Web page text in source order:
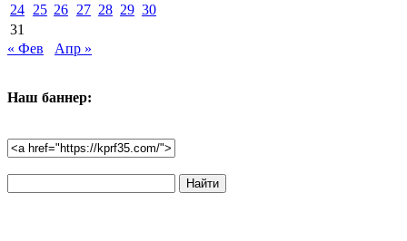
24 25 26 27 28 29 30
31
« Фев
Апр »
Наш баннер:
по